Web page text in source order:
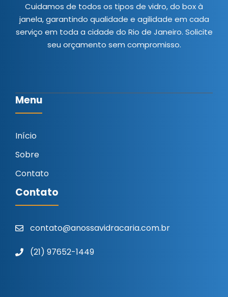
Cuidamos de todos os tipos de vidro, do box à
janela, garantindo qualidade e agilidade em cada
serviço em toda a cidade do Rio de Janeiro. Solicite
seu orçamento sem compromisso.
Menu
Início
Sobre
Contato
Contato
contato@anossavidracaria.com.br
(21) 97652-1449